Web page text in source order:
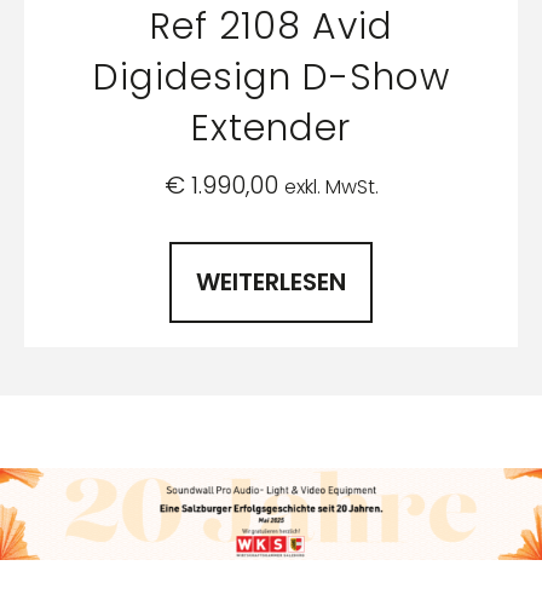
Ref 2108 Avid
Digidesign D-Show
Extender
€1.990,00 exkl. MwSt.
WEITERLESEN